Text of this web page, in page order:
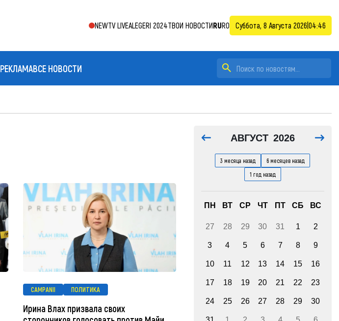
NEWTV LIVEALEGERI 2024ТВОИ НОВОСТИRURO Суббота, 8 Августа 2026 |04:47
РЕКЛАМАВСЕ НОВОСТИ
CAMPANII ПОЛИТИКА
Ирина Влах призвала своих
АВГУСТ 2026
3 месяца назад
6 месяцев назад
1 год назад
ПН ВТ СР ЧТ ПТ СБ ВС
27 28 29 30 31 1 2
3 4 5 6 7 8 9
10 11 12 13 14 15 16
17 18 19 20 21 22 23
24 25 26 27 28 29 30